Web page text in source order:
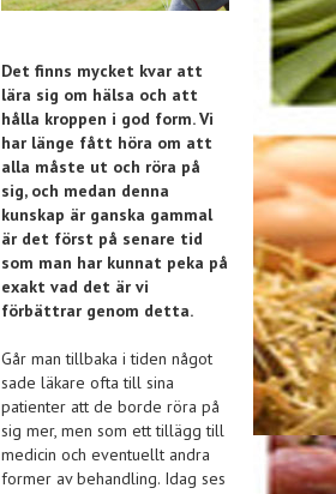
Det finns mycket kvar att
lära sig om hälsa och att
hålla kroppen i god form. Vi
har länge fått höra om att
alla måste ut och röra på
sig, och medan denna
kunskap är ganska gammal
är det först på senare tid
som man har kunnat peka på
exakt vad det är vi
förbättrar genom detta.
Går man tillbaka i tiden något
sade läkare ofta till sina
patienter att de borde röra på
sig mer, men som ett tillägg till
medicin och eventuellt andra
former av behandling. Idag ses